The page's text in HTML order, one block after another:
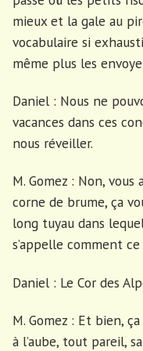
mieux et la gale au
vocabulaire si
même plus les
Daniel : Nous ne
vacances dans ces
nous réveiller.
M. Gomez : Non,
corne de brume, ça
long tuyau dans
s’appelle comment
Daniel : Le Cor des
M. Gomez : Et bien,
à l’aube, tout pareil,